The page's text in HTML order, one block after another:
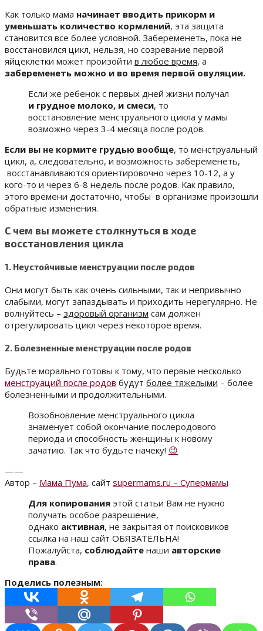
Как только мама начинает вводить прикорм и
уменьшать количество кормлений, эта защита
становится все более условной. Забеременеть, пока не
восстановился цикл, нельзя, но созревание первой
яйцеклетки может произойти в любое время, а
забеременеть можно и во время первой овуляции.
Если же ребенок с первых дней жизни получал
и грудное молоко, и смеси, то
восстановление менструального цикла у мамы
возможно через 3-4 месяца после родов.
Если вы не кормите грудью вообще, то менструальный
цикл, а, следовательно, и возможность забеременеть,
восстанавливаются ориентировочно через 10-12, а у
кого-то и через 6-8 недель после родов. Как правило,
этого времени достаточно, чтобы в организме произошли
обратные изменения.
С чем вы можете столкнуться в ходе
восстановления цикла
1. Неустойчивые менструации после родов
Они могут быть как очень сильными, так и непривычно
слабыми, могут запаздывать и приходить нерегулярно. Не
волнуйтесь – здоровый организм сам должен
отрегулировать цикл через некоторое время.
2. Болезненные менструации после родов
Будьте морально готовы к тому, что первые несколько
менструаций после родов будут более тяжелыми – более
болезненными и продолжительными.
Возобновление менструального цикла
знаменует собой окончание послеродового
периода и способность женщины к новому
зачатию. Так что будьте начеку! 😉
——
Автор – Мама Пума, сайт supermams.ru – Супермамы
Для копирования этой статьи Вам не нужно
получать особое разрешение,
однако активная, не закрытая от поисковиков
ссылка на наш сайт ОБЯЗАТЕЛЬНА!
Пожалуйста, соблюдайте наши авторские
права.
Поделись полезным: